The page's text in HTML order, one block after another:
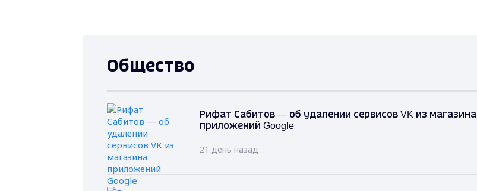
Общество
Рифат Сабитов — об удалении сервисов VK из магазина
приложений Google
21 день назад